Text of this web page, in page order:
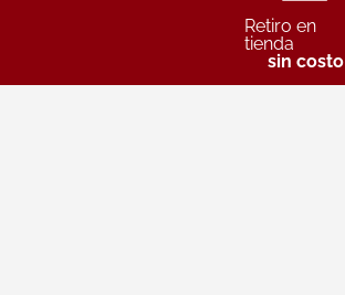
Retiro en
tienda
sin costo